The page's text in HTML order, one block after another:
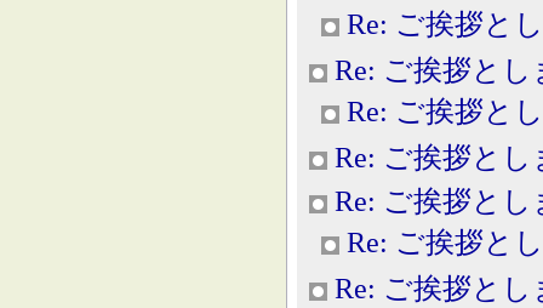
Re: ご挨拶と
Re: ご挨拶とし
Re: ご挨拶と
Re: ご挨拶とし
Re: ご挨拶とし
Re: ご挨拶と
Re: ご挨拶とし